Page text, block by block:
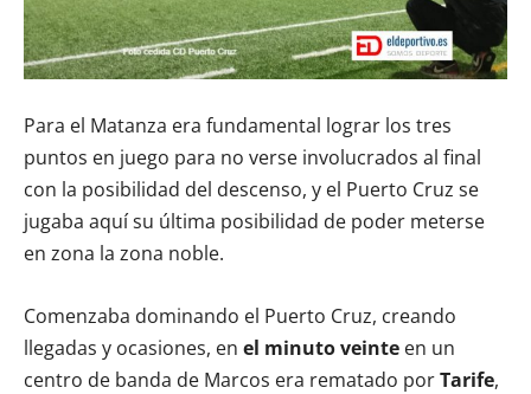
Para el Matanza era fundamental lograr los tres
puntos en juego para no verse involucrados al final
con la posibilidad del descenso, y el Puerto Cruz se
jugaba aquí su última posibilidad de poder meterse
en zona la zona noble.
Comenzaba dominando el Puerto Cruz, creando
llegadas y ocasiones, en el minuto veinte en un
centro de banda de Marcos era rematado porTarife,